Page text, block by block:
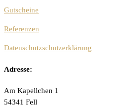
Gutscheine
Referenzen
Datenschutzschutzerklärung
Adresse:
Am Kapellchen 1
54341 Fell